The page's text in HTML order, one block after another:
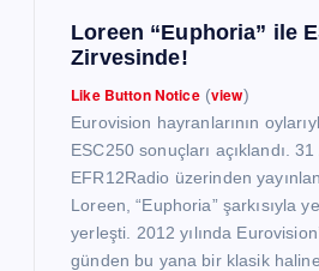
Loreen “Euphoria” ile
Zirvesinde!
Like Button Notice(view)
Eurovision hayranlarının
ESC250 sonuçları açıklandı. 31
EFR12Radio üzerinden
Loreen, “Euphoria” şarkısıyla
yerleşti. 2012 yılında
günden bu yana bir klasik